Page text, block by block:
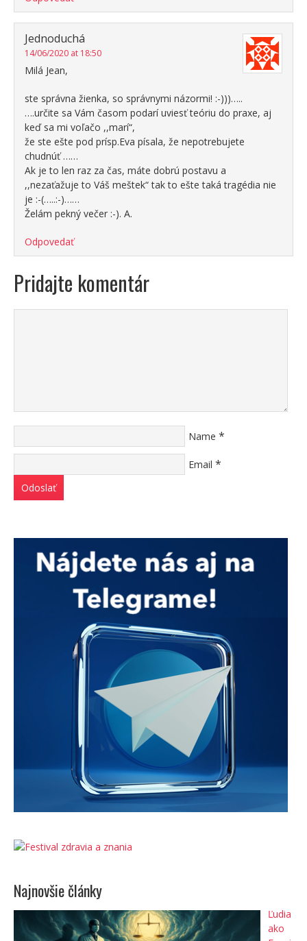
Jednoduchá
14/06/2020 at 18:50
Milá Jean,
ste správna žienka, so správnymi názormi! :-)))…..
….určite sa Vám časom podarí uviesť teóriu do praxe, aj
keď sa mi voľačo ,,marí“,
že ste ešte pod prísp.Eva písala, že nepotrebujete
chudnúť ……
Ak je to len raz za čas, máte dobrú postavu a
,,nezaťažuje to Váš meštek“ tak to ešte taká tragédia nie
je :-(…..:-)……
Želám pekný večer :-). A.
Odpovedať
Pridajte komentár
Name *
Email *
Najnovšie články
Ľudia
ako